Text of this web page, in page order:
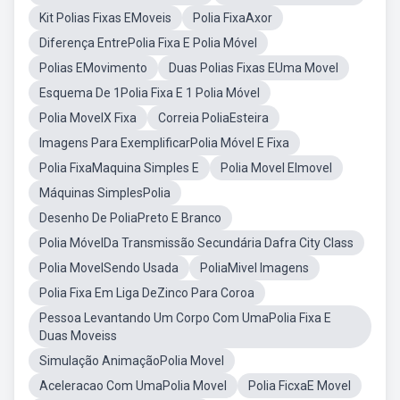
Kit Polias Fixas EMoveis
Polia FixaAxor
Diferença EntrePolia Fixa E Polia Móvel
Polias EMovimento
Duas Polias Fixas EUma Movel
Esquema De 1Polia Fixa E 1 Polia Móvel
Polia MovelX Fixa
Correia PoliaEsteira
Imagens Para ExemplificarPolia Móvel E Fixa
Polia FixaMaquina Simples E
Polia Movel EImovel
Máquinas SimplesPolia
Desenho De PoliaPreto E Branco
Polia MóvelDa Transmissão Secundária Dafra City Class
Polia MovelSendo Usada
PoliaMivel Imagens
Polia Fixa Em Liga DeZinco Para Coroa
Pessoa Levantando Um Corpo Com UmaPolia Fixa E
Duas Moveiss
Simulação AnimaçãoPolia Movel
Aceleracao Com UmaPolia Movel
Polia FicxaE Movel